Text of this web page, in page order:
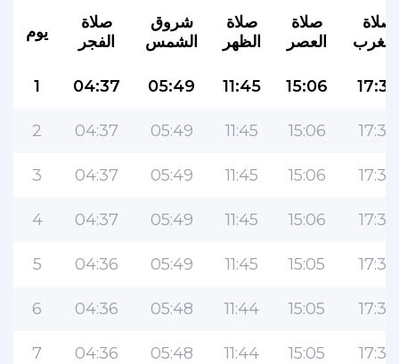
يوم
صلاة
الفجر
شروق
الشمس
صلاة
الظهر
صلاة
العصر
صلاة
1 04:37 05:49 11:45 15:06 17:38
2 04:37 05:49 11:45 15:06 17:38
3 04:37 05:49 11:45 15:06 17:38
4 04:37 05:49 11:45 15:06 17:39
5 04:36 05:49 11:45 15:05 17:39
6 04:36 05:48 11:44 15:05 17:39
7 04:36 05:48 11:44 15:05 17:39